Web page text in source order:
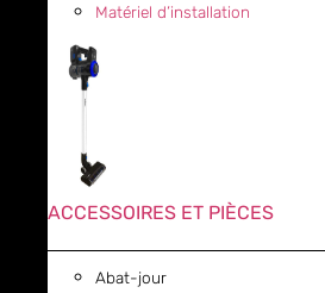
Matériel d’installation
ACCESSOIRES ET PIÈCES
Abat-jour